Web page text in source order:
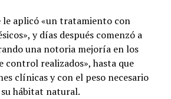
le aplicó «un tratamiento con
y días después comenzó a
una notoria mejoría en los
control realizados», hasta que
clínicas y con el peso necesario
hábitat natural.